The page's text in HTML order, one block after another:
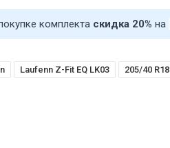
комплекта скидка 20% на
Laufenn Z-Fit EQ LK03 205/40 R18